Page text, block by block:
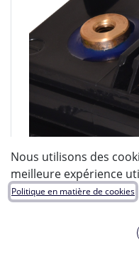
Nous utilisons des
meilleure expérience
Politique en matière de cookies